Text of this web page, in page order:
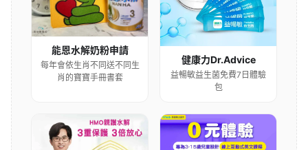
能恩水解奶粉申請
每年會依生肖不同送不同生
肖的寶寶手冊書套
健康力Dr.Advice
益暢敏益生菌免費7日體驗
包